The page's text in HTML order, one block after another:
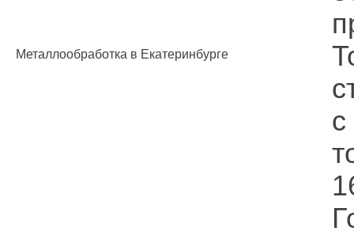
Металлообработка в Екатеринбурге